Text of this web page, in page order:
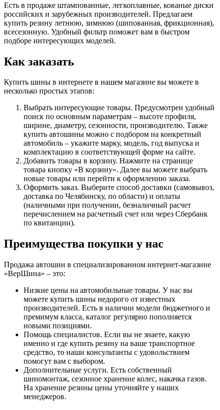
Есть в продаже штампованные, легкоплавные, кованые диски
российских и зарубежных производителей. Предлагаем
купить резину летнюю, зимнюю (шипованная, фрикционная),
всесезонную. Удобный фильтр поможет вам в быстром
подборе интересующих моделей.
Как заказать
Купить шины в интернете в нашем магазине вы можете в
несколько простых этапов:
Выбрать интересующие товары. Предусмотрен удобный
поиск по основным параметрам – высоте профиля,
ширине, диаметру, сезонности, производителю. Также
купить автошины можно с подбором на конкретный
автомобиль – укажите марку, модель, год выпуска и
комплектацию в соответствующей форме на сайте.
Добавить товары в корзину. Нажмите на странице
товара кнопку «В корзину». Далее вы можете выбрать
новые товары или перейти к оформлению заказа.
Оформить заказ. Выберите способ доставки (самовывоз,
доставка по Челябинску, по области) и оплаты
(наличными при получении, безналичный расчет
перечислением на расчетный счет или через Сбербанк
по квитанции).
Преимущества покупки у нас
Продажа автошин в специализированном интернет-магазине
«ВерШина» – это:
Низкие цены на автомобильные товары. У нас вы
можете купить шины недорого от известных
производителей. Есть в наличии модели бюджетного и
премимум класса, каталог регулярно пополняется
новыми позициями.
Помощь специалистов. Если вы не знаете, какую
именно и где купить резину на ваше транспортное
средство, то наши консультанты с удовольствием
помогут вам с выбором.
Дополнительные услуги. Есть собственный
шиномонтаж, сезонное хранение колес, накачка газов.
На хранение резины цены уточняйте у наших
менеджеров.